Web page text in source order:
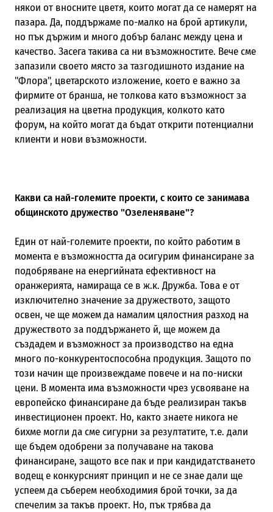
някои от вносните цветя, които могат да се намерят на
пазара. Да, поддържаме по-малко на брой артикули,
но пък държим и много добър баланс между цена и
качество. Засега такива са ни възможностите. Вече сме
запазили своето място за тазгодишното издание на
"Флора", цветарското изложение, което е важно за
фирмите от бранша, не толкова като възможност за
реализация на цветна продукция, колкото като
форум, на който могат да бъдат открити потенциални
клиенти и нови възможности.
Какви са най-големите проекти, с които се занимава
общинското дружество "Озеленяване"?
Един от най-големите проекти, по който работим в
момента е възможността да осигурим финансиране за
подобряване на енергийната ефективност на
оранжерията, намираща се в ж.к. Дружба. Това е от
изключително значение за дружеството, защото
освен, че ще можем да намалим цялостния разход на
дружеството за поддържането й, ще можем да
създадем и възможност за производство на една
много по-конкурентоспособна продукция. Защото по
този начин ще произвеждаме повече и на по-ниски
цени. В момента има възможности чрез усвояване на
европейско финансиране да бъде реализиран такъв
инвестиционен проект. Но, както знаете никога не
бихме могли да сме сигурни за резултатите, т.е. дали
ще бъдем одобрени за получаване на такова
финансиране, защото все пак и при кандидатстването
водещ е конкурсният принцип и не се знае дали ще
успеем да съберем необходимия брой точки, за да
спечелим за такъв проект. Но, пък трябва да